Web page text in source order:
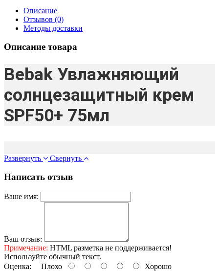
Описание
Отзывов (0)
Методы доставки
Описание товара
Bebak Увлажняющий
солнцезащитный крем
SPF50+ 75мл
Развернуть Свернуть
Написать отзыв
Ваше имя:
Ваш отзыв:
Примечание: HTML разметка не поддерживается!
Используйте обычный текст.
Оценка: Плохо Хорошо